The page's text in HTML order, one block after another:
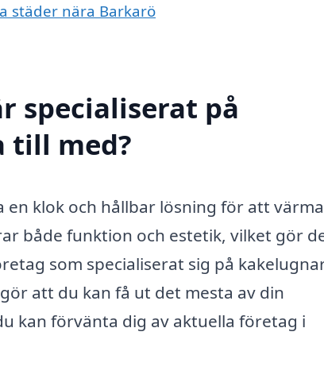
städer nära Barkarö
specialiserat på
till med?
klok och hållbar lösning för att
både funktion och estetik, vilket gör
som specialiserat sig på
att du kan få ut det mesta av din
kan förvänta dig av aktuella företag i